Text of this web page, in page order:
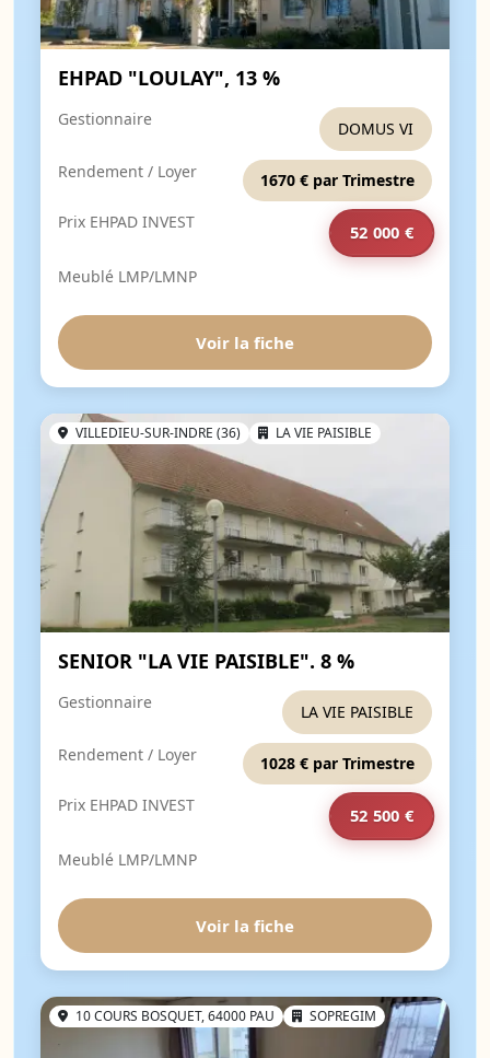
EHPAD "LOULAY", 13 %
Gestionnaire DOMUS VI
Rendement / Loyer
1670 € par Trimestre
Prix EHPAD INVEST
52 000 €
Meublé LMP/LMNP
Voir la fiche
VILLEDIEU-SUR-INDRE (36) LA VIE PAISIBLE
SENIOR "LA VIE PAISIBLE". 8 %
Gestionnaire LA VIE PAISIBLE
Rendement / Loyer
1028 € par Trimestre
Prix EHPAD INVEST
52 500 €
Meublé LMP/LMNP
Voir la fiche
10 COURS BOSQUET, 64000 PAU SOPREGIM